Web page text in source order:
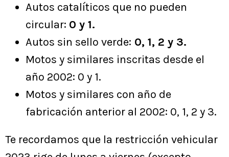
Autos catalíticos que no pueden
circular: 0 y 1.
Autos sin sello verde: 0, 1, 2 y 3.
Motos y similares inscritas desde el
año 2002: 0 y 1.
Motos y similares con año de
fabricación anterior al 2002: 0, 1, 2 y 3.
Te recordamos que la restricción vehicular